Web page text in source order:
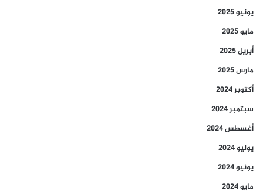
يونيو 2025
مايو 2025
أبريل 2025
مارس 2025
أكتوبر 2024
سبتمبر 2024
أغسطس 2024
يوليو 2024
يونيو 2024
مايو 2024